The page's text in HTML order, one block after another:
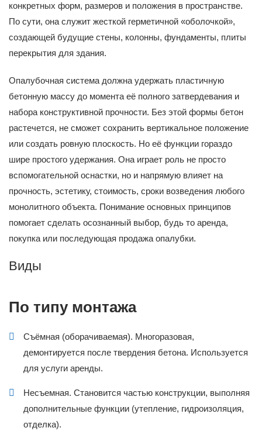
конкретных форм, размеров и положения в пространстве.
По сути, она служит жесткой герметичной «оболочкой»,
создающей будущие стены, колонны, фундаменты, плиты
перекрытия для здания.
Опалубочная система должна удержать пластичную
бетонную массу до момента её полного затвердевания и
набора конструктивной прочности. Без этой формы бетон
растечется, не сможет сохранить вертикальное положение
или создать ровную плоскость. Но её функции гораздо
шире простого удержания. Она играет роль не просто
вспомогательной оснастки, но и напрямую влияет на
прочность, эстетику, стоимость, сроки возведения любого
монолитного объекта. Понимание основных принципов
помогает сделать осознанный выбор, будь то аренда,
покупка или последующая продажа опалубки.
Виды
По типу монтажа
Съёмная (оборачиваемая). Многоразовая,
демонтируется после твердения бетона. Используется
для услуги аренды.
Несъемная. Становится частью конструкции, выполняя
дополнительные функции (утепление, гидроизоляция,
отделка).